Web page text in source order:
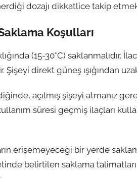
dozajı dikkatlice takip
Koşulları
(15-30°C) saklanmalıdır.
Şişeyi direkt güneş ışığından
açılmış şişeyi atmanız
süresi geçmiş ilaçları
erişemeyeceği bir yerde
belirtilen saklama